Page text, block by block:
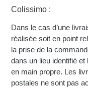
Colissimo :
Dans le cas d’une
réalisée soit en point
la prise de la
dans un lieu identifié
en main propre. Les
postales ne sont pas